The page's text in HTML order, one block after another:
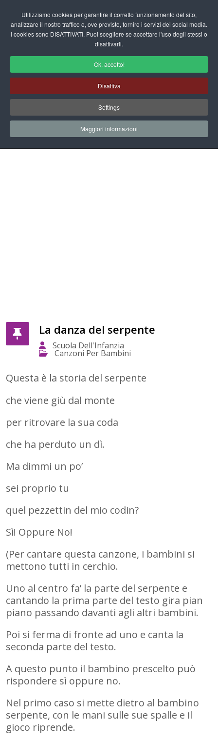
Utilizziamo cookies per garantire il corretto funzionamento del sito,
analizzare il nostro traffico e, ove previsto, fornire i servizi dei social media.
I cookies sono DISATTIVATI. Puoi scegliere se accettare l'uso degli stessi o
disattivarli.
Ok, accetto!
Disattiva
Settings
Maggiori informazioni
fas
Canzoni per bambini
Home Scuola Materna
Rubriche
La danza del serpente
La danza del serpente
Scuola Dell'Infanzia
Canzoni Per Bambini
Questa è la storia del serpente
che viene giù dal monte
per ritrovare la sua coda
che ha perduto un dì.
Ma dimmi un po’
sei proprio tu
quel pezzettin del mio codin?
Sì! Oppure No!
(Per cantare questa canzone, i bambini si
mettono tutti in cerchio.
Uno al centro fa’ la parte del serpente e
cantando la prima parte del testo gira pian
piano passando davanti agli altri bambini.
Poi si ferma di fronte ad uno e canta la
seconda parte del testo.
A questo punto il bambino prescelto può
rispondere sì oppure no.
Nel primo caso si mette dietro al bambino
serpente, con le mani sulle sue spalle e il
gioco riprende.